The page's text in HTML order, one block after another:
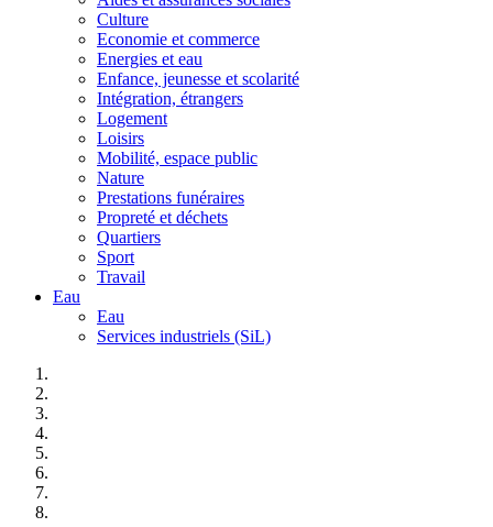
Culture
Economie et commerce
Energies et eau
Enfance, jeunesse et scolarité
Intégration, étrangers
Logement
Loisirs
Mobilité, espace public
Nature
Prestations funéraires
Propreté et déchets
Quartiers
Sport
Travail
Eau
Eau
Services industriels (SiL)